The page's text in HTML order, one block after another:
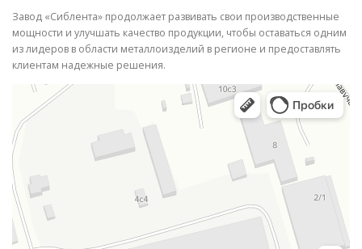
Завод «Сиблента» продолжает развивать свои производственные
мощности и улучшать качество продукции, чтобы оставаться одним
из лидеров в области металлоизделий в регионе и предоставлять
клиентам надежные решения.